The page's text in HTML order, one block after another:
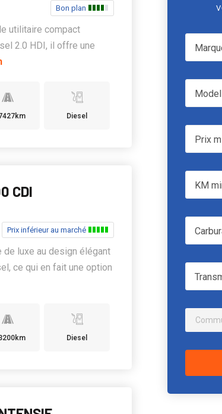
Bon plan
utilitaire compact
2.0 HDI, il offre une
Diesel
CDI
Prix inférieur au marché
luxe au design élégant
ce qui en fait une option
Diesel
Marque
ModelModel
Prix minPrix
KM
Carburant
Transmission